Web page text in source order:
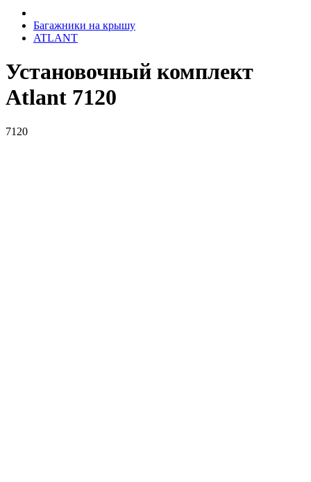
Багажники на крышу
ATLANT
Установочный комплект
Atlant 7120
7120